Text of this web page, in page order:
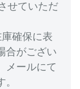
せていただ
確保に表
合がござい
メールにて